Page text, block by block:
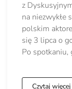
z
na niezwykłe
polskim
się 3 lipca o
Po spotkaniu,
Czytaj więcej